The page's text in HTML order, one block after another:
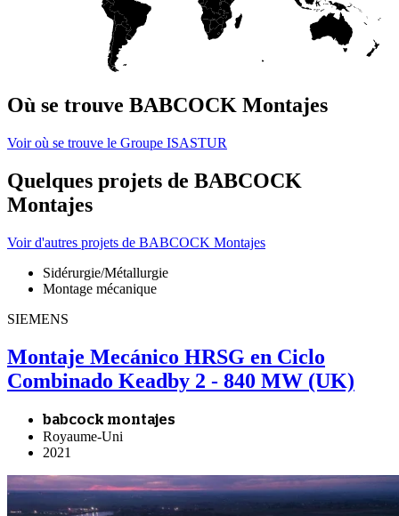
Où se trouve BABCOCK Montajes
Voir où se trouve le Groupe ISASTUR
Quelques projets de BABCOCK
Montajes
Voir d'autres projets de BABCOCK Montajes
Sidérurgie/Métallurgie
Montage mécanique
SIEMENS
Montaje Mecánico HRSG en Ciclo
Combinado Keadby 2 - 840 MW (UK)
babcock montajes
Royaume-Uni
2021